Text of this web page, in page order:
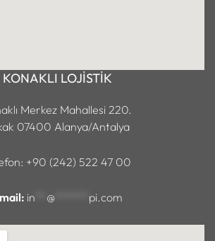
KONAKLI LOJİSTİK
Merkez Mahallesi 220.
07400 Alanya/Antalya
+90 (242) 522 47 00
in @ pi.com